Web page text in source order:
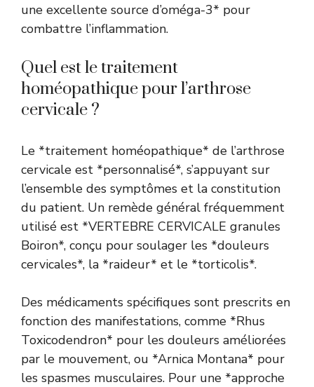
une excellente source d’oméga-3* pour
combattre l’inflammation.
Quel est le traitement
homéopathique pour l’arthrose
cervicale ?
Le *traitement homéopathique* de l’arthrose
cervicale est *personnalisé*, s’appuyant sur
l’ensemble des symptômes et la constitution
du patient. Un remède général fréquemment
utilisé est *VERTEBRE CERVICALE granules
Boiron*, conçu pour soulager les *douleurs
cervicales*, la *raideur* et le *torticolis*.
Des médicaments spécifiques sont prescrits en
fonction des manifestations, comme *Rhus
Toxicodendron* pour les douleurs améliorées
par le mouvement, ou *Arnica Montana* pour
les spasmes musculaires. Pour une *approche